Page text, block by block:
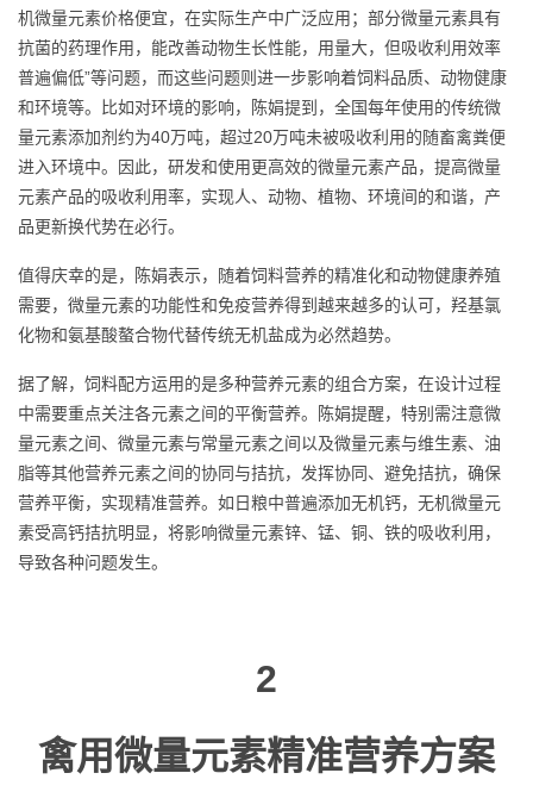
机微量元素价格便宜，在实际生产中广泛应用；部分微量元素具有
抗菌的药理作用，能改善动物生长性能，用量大，但吸收利用效率
普遍偏低”等问题，而这些问题则进一步影响着饲料品质、动物健康
和环境等。比如对环境的影响，陈娟提到，全国每年使用的传统微
量元素添加剂约为40万吨，超过20万吨未被吸收利用的随畜禽粪便
进入环境中。因此，研发和使用更高效的微量元素产品，提高微量
元素产品的吸收利用率，实现人、动物、植物、环境间的和谐，产
品更新换代势在必行。
值得庆幸的是，陈娟表示，随着饲料营养的精准化和动物健康养殖
需要，微量元素的功能性和免疫营养得到越来越多的认可，羟基氯
化物和氨基酸螯合物代替传统无机盐成为必然趋势。
据了解，饲料配方运用的是多种营养元素的组合方案，在设计过程
中需要重点关注各元素之间的平衡营养。陈娟提醒，特别需注意微
量元素之间、微量元素与常量元素之间以及微量元素与维生素、油
脂等其他营养元素之间的协同与拮抗，发挥协同、避免拮抗，确保
营养平衡，实现精准营养。如日粮中普遍添加无机钙，无机微量元
素受高钙拮抗明显，将影响微量元素锌、锰、铜、铁的吸收利用，
导致各种问题发生。
2
禽用微量元素精准营养方案